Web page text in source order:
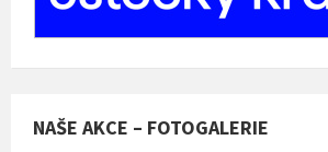
NAŠE AKCE – FOTOGALERIE